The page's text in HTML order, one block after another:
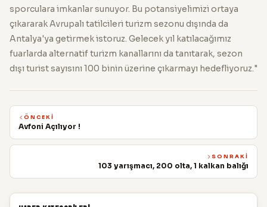
sporculara imkanlar sunuyor. Bu potansiyelimizi ortaya
çıkararak Avrupalı tatilcileri turizm sezonu dışında da
Antalya'ya getirmek istoruz. Gelecek yıl katılacağımız
fuarlarda alternatif turizm kanallarını da tanıtarak, sezon
dışı turist sayısını 100 binin üzerine çıkarmayı hedefliyoruz."
ÖNCEKI
Avfoni Açılıyor !
SONRAKI
103 yarışmacı, 200 olta, 1 kalkan balığı